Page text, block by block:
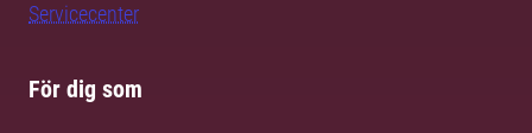
Servicecenter
För dig som